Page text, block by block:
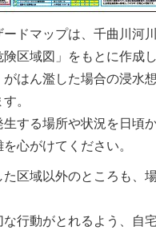
ドマップは、千曲川河
険区域図」をもとに作成
がはん濫した場合の浸水
。
する場所や状況を日頃
心がけてください。
区域以外のところも、
行動がとれるよう、自